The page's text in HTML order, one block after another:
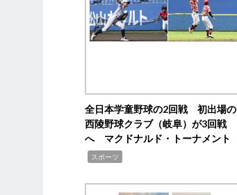
全日本学童野球の2回戦 初出場の
西陵野球クラブ（岐阜）が3回戦
へ マクドナルド・トーナメント
スポーツ